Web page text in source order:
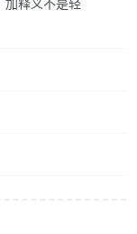
加释义不是轻